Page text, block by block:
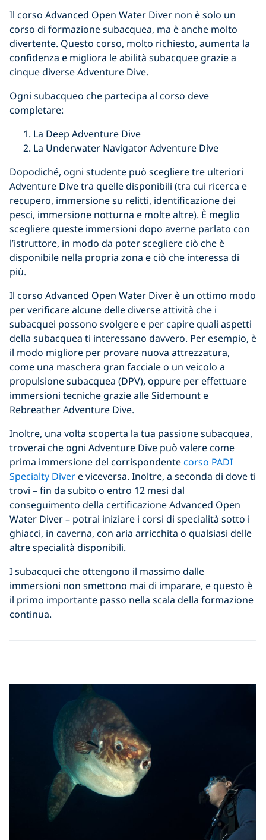
Il corso Advanced Open Water Diver non è solo un
corso di formazione subacquea, ma è anche molto
divertente. Questo corso, molto richiesto, aumenta la
confidenza e migliora le abilità subacquee grazie a
cinque diverse Adventure Dive.
Ogni subacqueo che partecipa al corso deve
completare:
La Deep Adventure Dive
La Underwater Navigator Adventure Dive
Dopodiché, ogni studente può scegliere tre ulteriori
Adventure Dive tra quelle disponibili (tra cui ricerca e
recupero, immersione su relitti, identificazione dei
pesci, immersione notturna e molte altre). È meglio
scegliere queste immersioni dopo averne parlato con
l’istruttore, in modo da poter scegliere ciò che è
disponibile nella propria zona e ciò che interessa di
più.
Il corso Advanced Open Water Diver è un ottimo modo
per verificare alcune delle diverse attività che i
subacquei possono svolgere e per capire quali aspetti
della subacquea ti interessano davvero. Per esempio, è
il modo migliore per provare nuova attrezzatura,
come una maschera gran facciale o un veicolo a
propulsione subacquea (DPV), oppure per effettuare
immersioni tecniche grazie alle Sidemount e
Rebreather Adventure Dive.
Inoltre, una volta scoperta la tua passione subacquea,
troverai che ogni Adventure Dive può valere come
prima immersione del corrispondentecorso PADI
Specialty Divere viceversa. Inoltre, a seconda di dove ti
trovi – fin da subito o entro 12 mesi dal
conseguimento della certificazione Advanced Open
Water Diver – potrai iniziare i corsi di specialità sotto i
ghiacci, in caverna, con aria arricchita o qualsiasi delle
altre specialità disponibili.
I subacquei che ottengono il massimo dalle
immersioni non smettono mai di imparare, e questo è
il primo importante passo nella scala della formazione
continua.